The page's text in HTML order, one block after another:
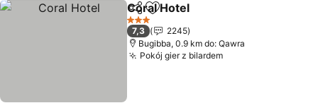
Udostępnij
Dodaj do ulubionych
Coral Hotel
3 Kategoria
7,3
2245
Bugibba, 0.9 km do: Qawra
Pokój gier z bilardem